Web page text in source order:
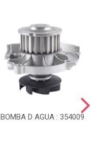
BOMBA D AGUA : 354009